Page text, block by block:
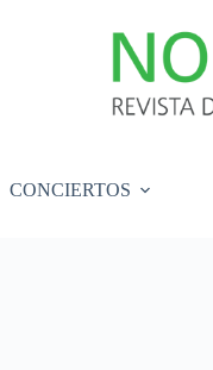
CONCIERTOS